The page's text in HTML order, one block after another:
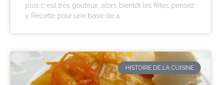
plus c est très gouteux, alors bientôt les fêtes pensez
y Recette pour une base de 4
HISTOIRE DE LA CUISINE